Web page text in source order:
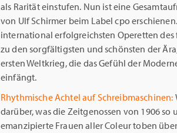
als Rarität einstufen. Nun ist eine
von Ulf Schirmer beim Label cpo
international erfolgreichsten Operetten
zu den sorgfältigsten und schönsten der
ersten Weltkrieg, die das Gefühl der
einfängt.
Rhythmische Achtel auf Schreibmaschinen:
darüber, was die Zeitgenossen von 1906
emanzipierte Frauen aller Coleur toben